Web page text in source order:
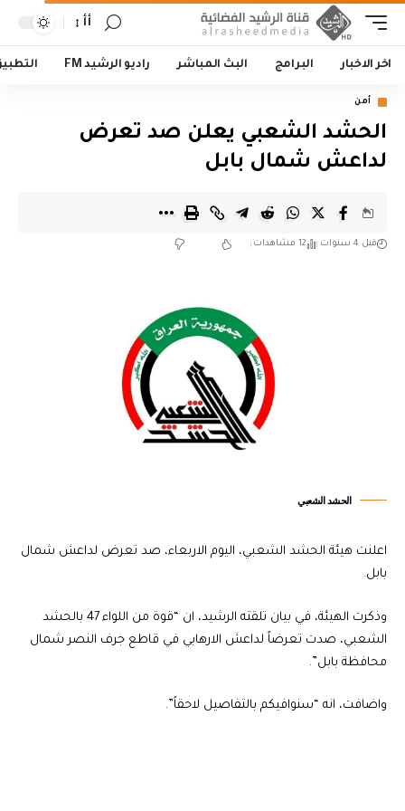
أأ
اخر الاخبار البرامج البث المباشر راديو الرشيد FM
أمن
الحشد الشعبي يعلن صد تعرض
لداعش شمال بابل
قبل 4 سنوات 12 مشاهدات
الحشد الشعبي
اعلنت هيئة الحشد الشعبي، اليوم الاربعاء، صد تعرض لداعش شمال
بابل.
وذكرت الهيئة، في بيان تلقته الرشيد، ان “قوة من اللواء 47 بالحشد
الشعبي، صدت تعرضاً لداعش الارهابي في قاطع جرف النصر شمال
محافظة بابل”.
واضافت، انه “سنوافيكم بالتفاصيل لاحقاً”.